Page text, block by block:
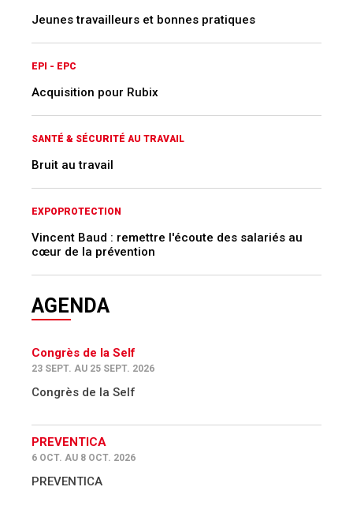
Jeunes travailleurs et bonnes pratiques
EPI - EPC
Acquisition pour Rubix
SANTÉ & SÉCURITÉ AU TRAVAIL
Bruit au travail
EXPOPROTECTION
Vincent Baud : remettre l'écoute des salariés au
cœur de la prévention
AGENDA
Congrès de la Self
23 SEPT. AU 25 SEPT. 2026
Congrès de la Self
PREVENTICA
6 OCT. AU 8 OCT. 2026
PREVENTICA